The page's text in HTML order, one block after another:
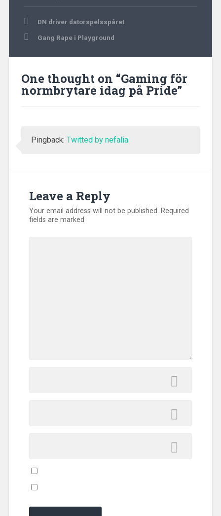
PostDN driver datorspelsspåret
Gang Rape i Playground
One thought on “Gaming för
normbrytare idag på Pride”
Pingback: Twitted by nefalia
Leave a Reply
Your email address will not be published. Required
fields are marked